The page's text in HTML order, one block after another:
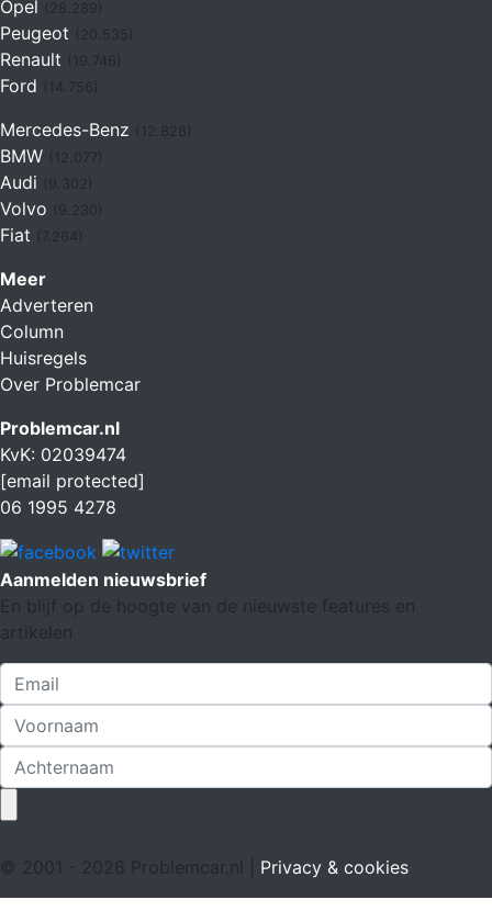
Opel
Peugeot
Renault (19.746)
Ford (14.756)
Mercedes-Benz
BMW
Audi
Volvo
Fiat (7.264)
Meer
Adverteren
Column
Huisregels
Over Problemcar
Problemcar.nl
KvK: 02039474
[email protected]
06 1995 4278
Aanmelden nieuwsbrief
En blijf op de hoogte van de nieuwste features en
artikelen
© 2001 - 2026 Problemcar.nl | Privacy & cookies